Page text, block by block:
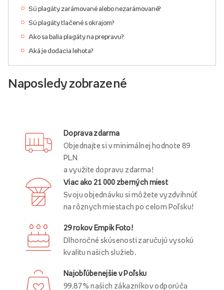
Sú plagáty zarámované alebo nezarámované?
Sú plagáty tlačené s okrajom?
Ako sa balia plagáty na prepravu?
Aká je dodacia lehota?
Naposledy zobrazené
Doprava zdarma
Objednajte si v minimálnej hodnote 89
PLN
a využite dopravu zdarma!
Viac ako 21 000 zberných miest
Svoju objednávku si môžete vyzdvihnúť
na rôznych miestach po celom Poľsku!
29 rokov Empik Foto!
Dlhoročné skúsenosti zaručujú vysokú
kvalitu našich služieb.
Najobľúbenejšie v Poľsku
99,87 % našich zákazníkov odporúča